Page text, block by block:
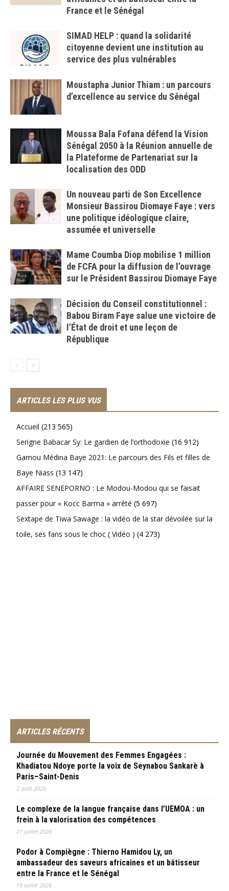
France et le Sénégal
SIMAD HELP : quand la solidarité
citoyenne devient une institution au
service des plus vulnérables
Moustapha Junior Thiam : un parcours
d’excellence au service du Sénégal
Moussa Bala Fofana défend la Vision
Sénégal 2050 à la Réunion annuelle de
la Plateforme de Partenariat sur la
localisation des ODD
Un nouveau parti de Son Excellence
Monsieur Bassirou Diomaye Faye : vers
une politique idéologique claire,
assumée et universelle
Mame Coumba Diop mobilise 1 million
de FCFA pour la diffusion de l’ouvrage
sur le Président Bassirou Diomaye Faye
Décision du Conseil constitutionnel :
Babou Biram Faye salue une victoire de
l’État de droit et une leçon de
République
ARTICLES LES PLUS VUS
Accueil (213 565)
Serigne Babacar Sy: Le gardien de l’orthodoxie (16 912)
Gamou Médina Baye 2021: Le parcours des Fils et filles de
Baye Niass (13 147)
AFFAIRE SENEPORNO : Le Modou-Modou qui se faisait
passer pour « Kocc Barma » arrêté (5 697)
Sextape de Tiwa Sawage : la vidéo de la star dévoilée sur la
toile, ses fans sous le choc ( Vidéo ) (4 273)
ARTICLES RÉCENTS
Journée du Mouvement des Femmes Engagées :
Khadiatou Ndoye porte la voix de Seynabou Sankarè à
Paris–Saint-Denis
2 août 2026
Le complexe de la langue française dans l’UEMOA : un
frein à la valorisation des compétences
21 juillet 2026
Podor à Compiègne : Thierno Hamidou Ly, un
ambassadeur des saveurs africaines et un bâtisseur
entre la France et le Sénégal
19 juillet 2026